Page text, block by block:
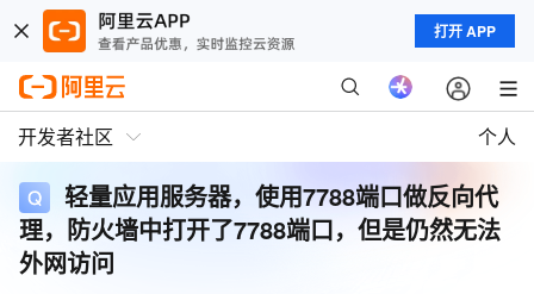
打开 APP
开发者社区 个人
轻量应用服务器，使用7788端口做反向代
理，防火墙中打开了7788端口，但是仍然无法
外网访问